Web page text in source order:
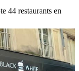
44 restaurants en